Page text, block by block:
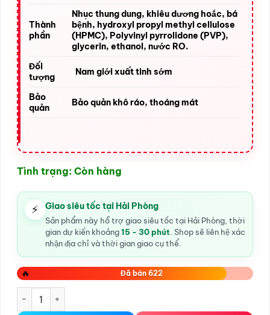
Thành
phần
Nhục thung dung, khiêu dương hoắc, bá
bệnh, hydroxyl propyl methyl cellulose
(HPMC), Polyvinyl pyrrolidone (PVP),
glycerin, ethanol, nước RO.
Đối
tượng
Nam giới xuất tinh sớm
Bảo
quản
Bảo quản khô ráo, thoáng mát
Tình trạng: Còn hàng
⚡ Giao siêu tốc tại Hải Phòng
Sản phẩm này hỗ trợ giao siêu tốc tại Hải Phòng, thời
gian dự kiến khoảng15 - 30 phút . Shop sẽ liên hệ xác
nhận địa chỉ và thời gian giao cụ thể.
🔥 Đã bán 622
Chai Xịt Lora Men tại Hải Phòng số lượng